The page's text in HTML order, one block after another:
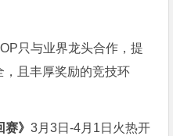
只与业界龙头合作，提
且丰厚奖励的竞技环
赛》3月3日-4月1日火热开